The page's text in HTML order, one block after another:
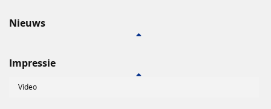
Nieuws
Impressie
Video